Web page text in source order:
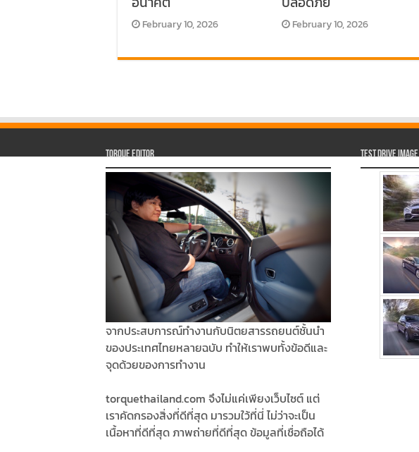
February 10, 2026 February 10, 2026
Torque Editor
จากประสบการณ์ทำงานกับนิตยสารรถยนต์ชั้นนำ
ของประเทศไทยหลายฉบับ ทำให้เราพบทั้งข้อดีและ
จุดด้วยของการทำงาน
torquethailand.com จึงไม่แค่เพียงเว็บไซต์ แต่
เราคัดกรองสิ่งที่ดีที่สุด มารวมใว้ที่นี่ ไม่ว่าจะเป็น
เนื้อหาที่ดีที่สุด ภาพถ่ายที่ดีที่สุด ข้อมูลที่เชื่อถือได้
Test Drive Image